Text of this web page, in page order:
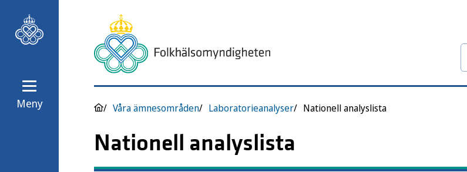
Meny Våra ämnesområden Laboratorieanalyser Nationell analyslista
Nationell analyslista